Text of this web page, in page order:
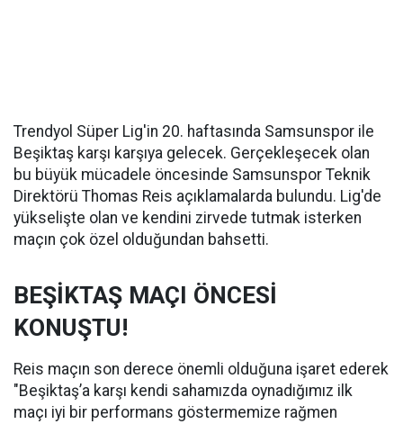
Trendyol Süper Lig'in 20. haftasında Samsunspor ile
Beşiktaş karşı karşıya gelecek. Gerçekleşecek olan
bu büyük mücadele öncesinde Samsunspor Teknik
Direktörü Thomas Reis açıklamalarda bulundu. Lig'de
yükselişte olan ve kendini zirvede tutmak isterken
maçın çok özel olduğundan bahsetti.
BEŞİKTAŞ MAÇI ÖNCESİ
KONUŞTU!
Reis maçın son derece önemli olduğuna işaret ederek
"Beşiktaş’a karşı kendi sahamızda oynadığımız ilk
maçı iyi bir performans göstermemize rağmen